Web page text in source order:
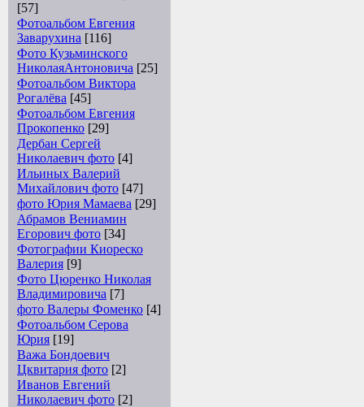
[57]
Фотоальбом Евгения
Заварухина [116]
Фото Кузьминского
НиколаяАнтоновича [25]
Фотоальбом Виктора
Рогалёва [45]
Фотоальбом Евгения
Прокопенко [29]
Дербан Сергей
Николаевич фото [4]
Ильиных Валерий
Михайлович фото [47]
фото Юрия Мамаева [29]
Абрамов Вениамин
Егорович фото [34]
Фотографии Киореско
Валерия [9]
Фото Цюренко Николая
Владимировича [7]
фото Валеры Фоменко [4]
Фотоальбом Серова
Юрия [19]
Важа Бондоевич
Цквитария фото [2]
Иванов Евгений
Николаевич фото [2]